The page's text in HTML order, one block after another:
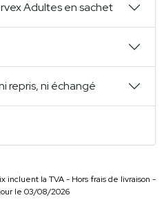
Adultes en sachet
repris, ni échangé
incluent la TVA - Hors frais de livraison -
le 03/08/2026